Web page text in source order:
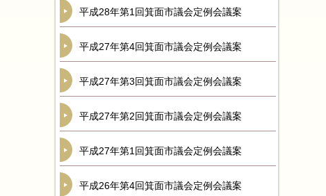
平成28年第1回箕面市議会定例会議案
平成27年第4回箕面市議会定例会議案
平成27年第3回箕面市議会定例会議案
平成27年第2回箕面市議会定例会議案
平成27年第1回箕面市議会定例会議案
平成26年第4回箕面市議会定例会議案